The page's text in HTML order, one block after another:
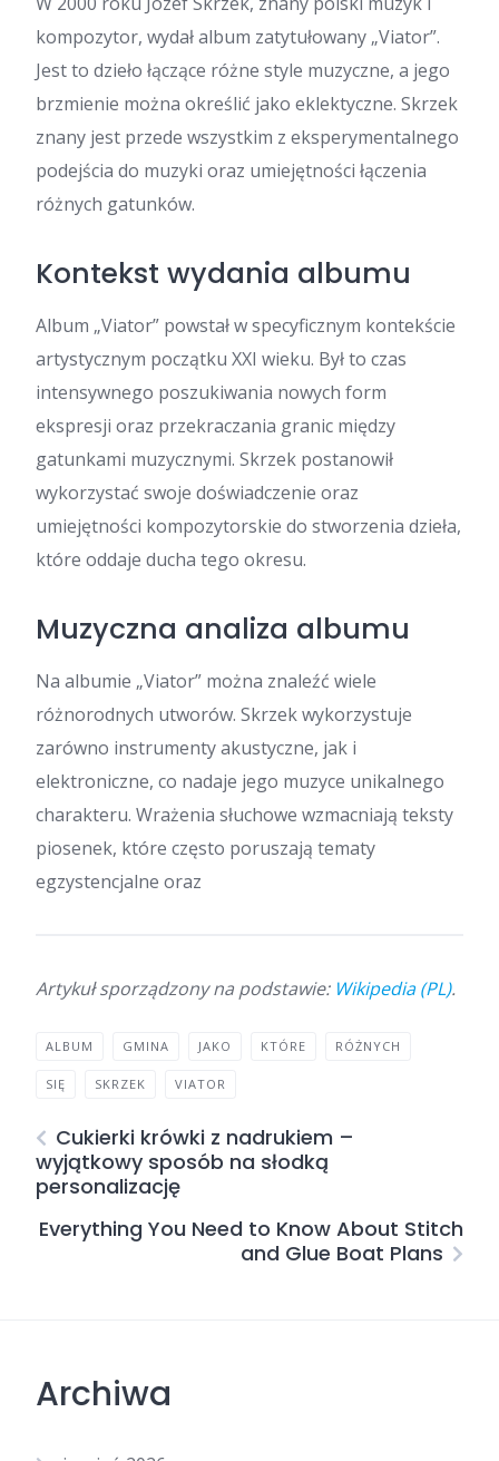
kompozytor, wydał album zatytułowany „Viator”.
Jest to dzieło łączące różne style muzyczne, a jego
brzmienie można określić jako eklektyczne. Skrzek
znany jest przede wszystkim z eksperymentalnego
podejścia do muzyki oraz umiejętności łączenia
różnych gatunków.
Kontekst wydania albumu
Album „Viator” powstał w specyficznym kontekście
artystycznym początku XXI wieku. Był to czas
intensywnego poszukiwania nowych form
ekspresji oraz przekraczania granic między
gatunkami muzycznymi. Skrzek postanowił
wykorzystać swoje doświadczenie oraz
umiejętności kompozytorskie do stworzenia dzieła,
które oddaje ducha tego okresu.
Muzyczna analiza albumu
Na albumie „Viator” można znaleźć wiele
różnorodnych utworów. Skrzek wykorzystuje
zarówno instrumenty akustyczne, jak i
elektroniczne, co nadaje jego muzyce unikalnego
charakteru. Wrażenia słuchowe wzmacniają teksty
piosenek, które często poruszają tematy
egzystencjalne oraz
Artykuł sporządzony na podstawie: Wikipedia (PL).
ALBUM GMINA JAKO KTÓRE RÓŻNYCH
SIĘ SKRZEK VIATOR
Cukierki krówki z nadrukiem –
wyjątkowy sposób na słodką
personalizację
Everything You Need to Know About Stitch
and Glue Boat Plans
Archiwa